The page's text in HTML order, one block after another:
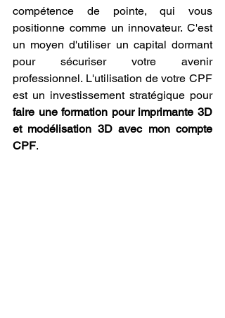
compétence de pointe, qui vous
positionne comme un innovateur. C'est
un moyen d'utiliser un capital dormant
pour sécuriser votre avenir
professionnel. L'utilisation de votre CPF
est un investissement stratégique pour
faire une formation pour imprimante 3D
et modélisation 3D avec mon compte
CPF.